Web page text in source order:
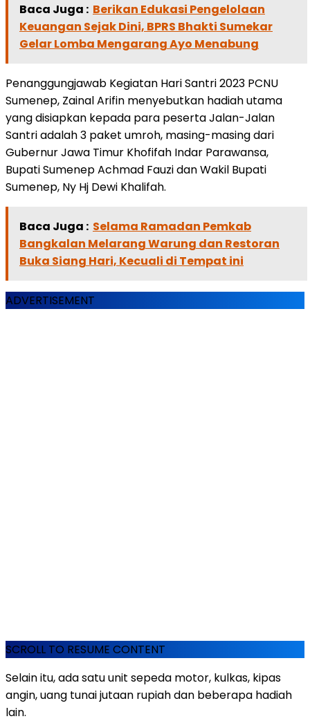
Baca Juga : Berikan Edukasi Pengelolaan
Keuangan Sejak Dini, BPRS Bhakti Sumekar
Gelar Lomba Mengarang Ayo Menabung
Penanggungjawab Kegiatan Hari Santri 2023 PCNU
Sumenep, Zainal Arifin menyebutkan hadiah utama
yang disiapkan kepada para peserta Jalan-Jalan
Santri adalah 3 paket umroh, masing-masing dari
Gubernur Jawa Timur Khofifah Indar Parawansa,
Bupati Sumenep Achmad Fauzi dan Wakil Bupati
Sumenep, Ny Hj Dewi Khalifah.
Baca Juga : Selama Ramadan Pemkab
Bangkalan Melarang Warung dan Restoran
Buka Siang Hari, Kecuali di Tempat ini
ADVERTISEMENT
SCROLL TO RESUME CONTENT
Selain itu, ada satu unit sepeda motor, kulkas, kipas
angin, uang tunai jutaan rupiah dan beberapa hadiah
lain.